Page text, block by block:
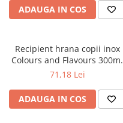
ADAUGA IN COS
Recipient hrana copii inox
Colours and Flavours 300ml
BebeduE BD80220
71,18 Lei
ADAUGA IN COS